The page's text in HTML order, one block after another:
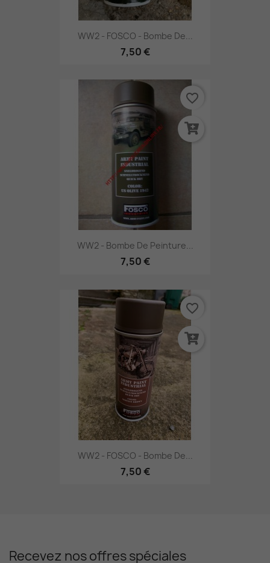
WW2 - FOSCO - Bombe De...
7,50 €
WW2 - Bombe De Peinture...
7,50 €
favorite_border
WW2 - FOSCO - Bombe De...
7,50 €
favorite_border
Recevez nos offres spéciales